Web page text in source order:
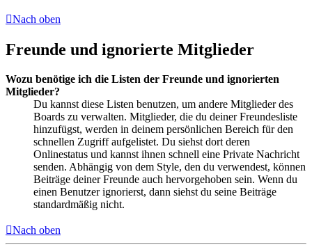
Nach oben
Freunde und ignorierte Mitglieder
Wozu benötige ich die Listen der Freunde und ignorierten
Mitglieder?
Du kannst diese Listen benutzen, um andere Mitglieder des
Boards zu verwalten. Mitglieder, die du deiner Freundesliste
hinzufügst, werden in deinem persönlichen Bereich für den
schnellen Zugriff aufgelistet. Du siehst dort deren
Onlinestatus und kannst ihnen schnell eine Private Nachricht
senden. Abhängig von dem Style, den du verwendest, können
Beiträge deiner Freunde auch hervorgehoben sein. Wenn du
einen Benutzer ignorierst, dann siehst du seine Beiträge
standardmäßig nicht.
Nach oben